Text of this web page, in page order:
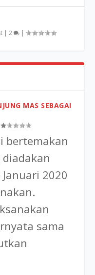
|2 |
MAS SEBAGAI
bertemakan
2020
sama